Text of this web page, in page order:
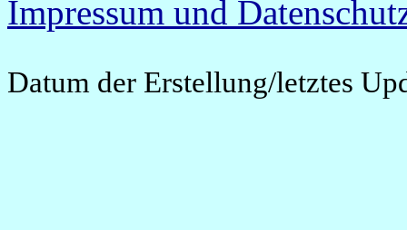
Impressum und
Datum der Erstellung/letztes